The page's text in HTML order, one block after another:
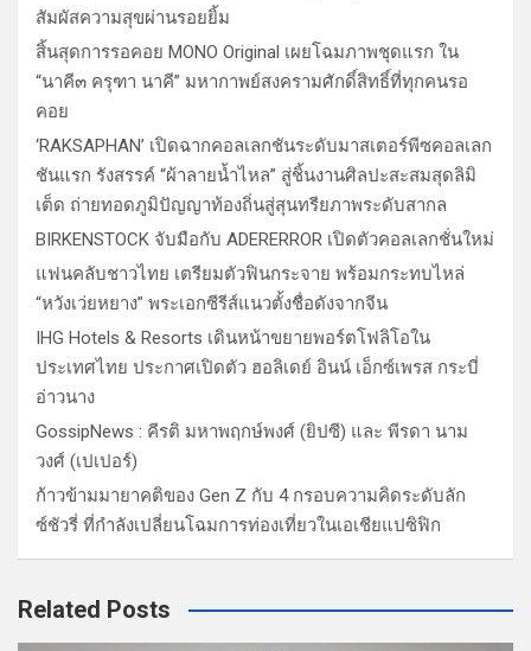
สัมผัสความสุขผ่านรอยยิ้ม
สิ้นสุดการรอคอย MONO Original เผยโฉมภาพชุดแรก ใน
“นาคี๓ ครุฑา นาคี” มหากาพย์สงครามศักดิ์สิทธิ์ที่ทุกคนรอ
คอย
‘RAKSAPHAN’ เปิดฉากคอลเลกชันระดับมาสเตอร์พีซคอลเลก
ชันแรก รังสรรค์ “ผ้าลายน้ำไหล” สู่ชิ้นงานศิลปะสะสมสุดลิมิ
เต็ด ถ่ายทอดภูมิปัญญาท้องถิ่นสู่สุนทรียภาพระดับสากล
BIRKENSTOCK จับมือกับ ADERERROR เปิดตัวคอลเลกชั่นใหม่
แฟนคลับชาวไทย เตรียมตัวฟินกระจาย พร้อมกระทบไหล่
“หวังเว่ยหยาง” พระเอกซีรีส์แนวตั้งชื่อดังจากจีน
IHG Hotels & Resorts เดินหน้าขยายพอร์ตโฟลิโอใน
ประเทศไทย ประกาศเปิดตัว ฮอลิเดย์ อินน์ เอ็กซ์เพรส กระบี่
อ่าวนาง
GossipNews : คีรติ มหาพฤกษ์พงศ์ (ยิปซี) และ พีรดา นาม
วงศ์ (เปเปอร์)
ก้าวข้ามมายาคติของ Gen Z กับ 4 กรอบความคิดระดับลัก
ซ์ชัวรี่ ที่กำลังเปลี่ยนโฉมการท่องเที่ยวในเอเชียแปซิฟิก
Related Posts